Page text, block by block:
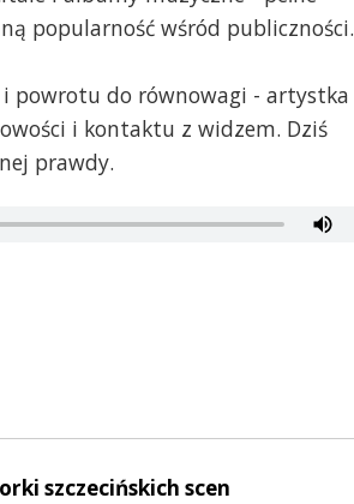
popularność wśród publiczności.
i powrotu do równowagi - artystka
i kontaktu z widzem. Dziś
prawdy.
szczecińskich scen